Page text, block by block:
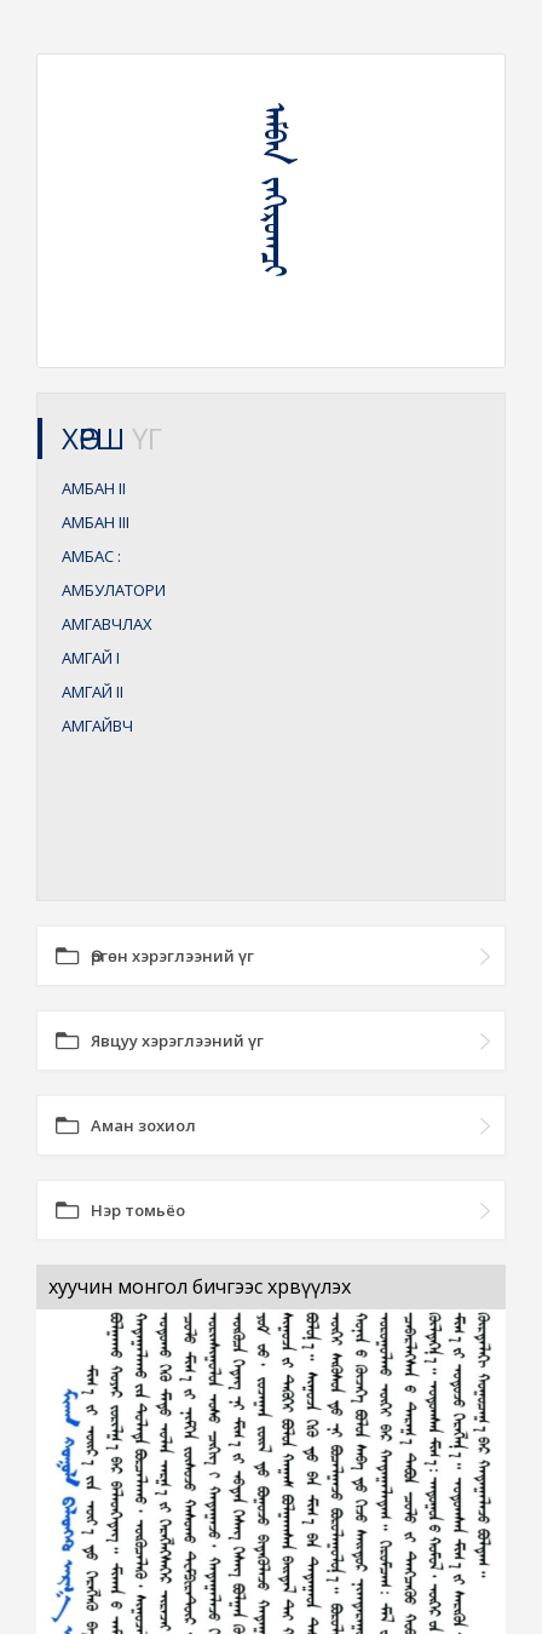
ᠠᠮᠪᠠᠨ ᠵᠠᠬᠢᠷᠤᠭᠴᠢ
ХӨРШ ҮГ
АМБАН II
АМБАН III
АМБАС :
АМБУЛАТОРИ
АМГАВЧЛАХ
АМГАЙ I
АМГАЙ II
АМГАЙВЧ
Өргөн хэрэглээний үг
Явцуу хэрэглээний үг
Аман зохиол
Нэр томьёо
хуучин монгол бичгээс хөрвүүлэх